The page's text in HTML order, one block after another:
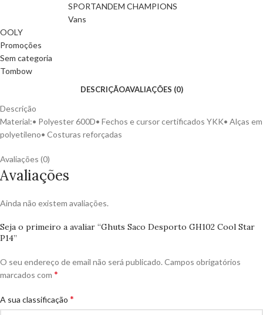
SPORTANDEM CHAMPIONS
Vans
OOLY
Promoções
Sem categoria
Tombow
DESCRIÇÃOAVALIAÇÕES (0)
Descrição
Material:• Polyester 600D• Fechos e cursor certificados YKK• Alças em
polyetileno• Costuras reforçadas
Avaliações (0)
Avaliações
Ainda não existem avaliações.
Seja o primeiro a avaliar “Ghuts Saco Desporto GH102 Cool Star
P14”
O seu endereço de email não será publicado. Campos obrigatórios
marcados com *
A sua classificação *